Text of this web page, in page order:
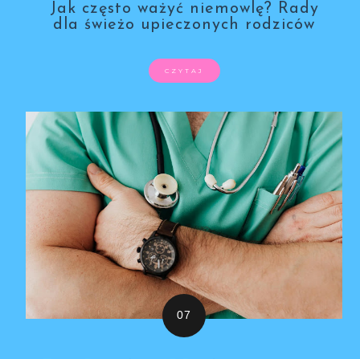
Jak często ważyć niemowlę? Rady
dla świeżo upieczonych rodziców
CZYTAJ